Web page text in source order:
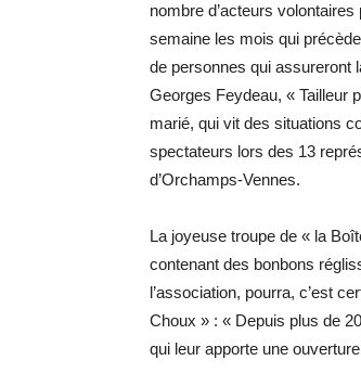
nombre d’acteurs
semaine les mois qui
de personnes qui assureront
Georges Feydeau, « Tailleur
marié, qui vit des situations
spectateurs lors des 13
d’Orchamps-Vennes.
La joyeuse troupe de « la
contenant des bonbons
l’association, pourra, c’est
Choux » : « Depuis plus de
qui leur apporte une